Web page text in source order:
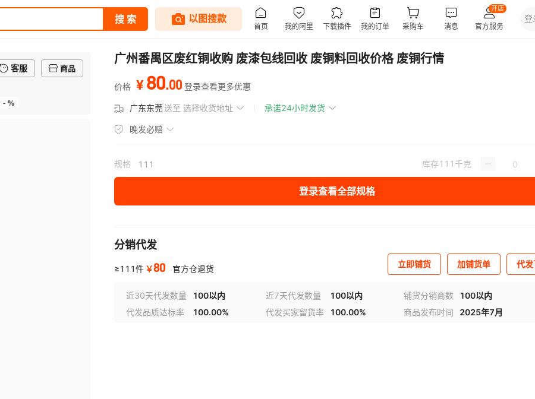
客服
商品
- %
广州番禺区废红铜收购 废漆包线回收 废铜料回收价格 废铜行情
价格 ¥ 80.00 登录查看更多优惠
广东东莞送至 选择收货地址 承诺24小时发货
晚发必赔
规格 111 库存111 千克
登录查看全部规格
分销代发
≥111件 ￥80 官方仓退货 立即铺货 加铺货单 代
近30天代发数量 100以内 近7天代发数量 100以内 铺货分销商数
100以内
代发品质达标率
100.00% 代发买家留货率 100.00% 商品发布时间 2025年7月